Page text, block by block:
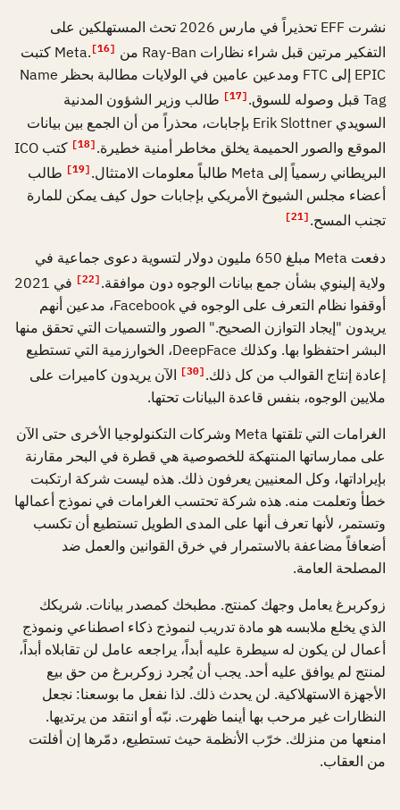
نشرت EFF تحذيراً في مارس 2026 تحث المستهلكين على
التفكير مرتين قبل شراء نظارات Ray-Ban من Meta.
[16]
كتبت
EPIC إلى FTC ومدعين عامين في الولايات مطالبة بحظر Name
Tag قبل وصوله للسوق.
[17]
طالب وزير الشؤون المدنية
السويدي Erik Slottner بإجابات، محذراً من أن الجمع بين بيانات
الموقع والصور الحميمة يخلق مخاطر أمنية خطيرة. [18]
كتب ICO
البريطاني رسمياً إلى Meta طالباً معلومات الامتثال.
[19]
طالب
أعضاء مجلس الشيوخ الأمريكي بإجابات حول كيف يمكن للمارة
تجنب المسح. [21]
دفعت Meta مبلغ 650 مليون دولار لتسوية دعوى جماعية في
ولاية إلينوي بشأن جمع بيانات الوجوه دون موافقة. [22]
في 2021
أوقفوا نظام التعرف على الوجوه في Facebook، مدعين أنهم
يريدون "إيجاد التوازن الصحيح." الصور والتسميات التي تحقق منها
البشر احتفظوا بها. وكذلك DeepFace، الخوارزمية التي تستطيع
إعادة إنتاج القوالب من كل ذلك. [30]
الآن يريدون كاميرات على
ملايين الوجوه، بنفس قاعدة البيانات تحتها.
الغرامات التي تلقتها Meta وشركات التكنولوجيا الأخرى حتى الآن
على ممارساتها المنتهكة للخصوصية هي قطرة في البحر مقارنة
بإيراداتها، وكل المعنيين يعرفون ذلك. هذه ليست شركة ارتكبت
خطأ وتعلمت منه. هذه شركة تحتسب الغرامات في نموذج أعمالها
وتستمر، لأنها تعرف أنها على المدى الطويل تستطيع أن تكسب
أضعافاً مضاعفة بالاستمرار في خرق القوانين والعمل ضد
المصلحة العامة.
زوكربرغ يعامل وجهك كمنتج. مطبخك كمصدر بيانات. شريكك
الذي يخلع ملابسه هو مادة تدريب لنموذج ذكاء اصطناعي ونموذج
أعمال لن يكون له سيطرة عليه أبداً، يراجعه عامل لن تقابلاه أبداً،
لمنتج لم يوافق عليه أحد. يجب أن يُجرد زوكربرغ من حق بيع
الأجهزة الاستهلاكية. لن يحدث ذلك. لذا نفعل ما بوسعنا: نجعل
النظارات غير مرحب بها أينما ظهرت. نبّه أو انتقد من يرتديها.
امنعها من منزلك. خرّب الأنظمة حيث تستطيع، دمّرها إن أفلتت
من العقاب.